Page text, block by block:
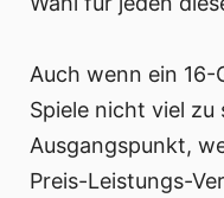
Auch wenn ein
Spiele nicht viel
Ausgangspunkt,
Preis-Leistungs-